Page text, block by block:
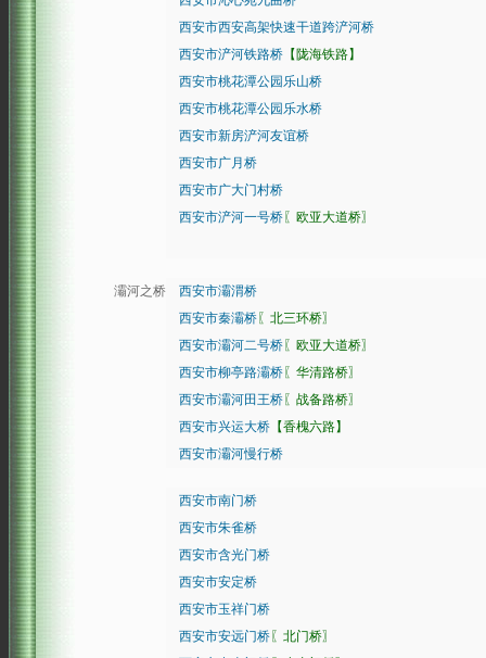
西安市西安高架快速干道跨浐河桥
西安市浐河铁路桥 【陇海铁路】
西安市桃花潭公园乐山桥
西安市桃花潭公园乐水桥
西安市新房浐河友谊桥
西安市广月桥
西安市广大门村桥
西安市浐河一号桥 〖欧亚大道桥〗
灞河之桥
西安市灞渭桥
西安市秦灞桥 〖北三环桥〗
西安市灞河二号桥 〖欧亚大道桥〗
西安市柳亭路灞桥 〖华清路桥〗
西安市灞河田王桥 〖战备路桥〗
西安市兴运大桥 【香槐六路】
西安市灞河慢行桥
西安市南门桥
西安市朱雀桥
西安市含光门桥
西安市安定桥
西安市玉祥门桥
西安市安远门桥 〖北门桥〗